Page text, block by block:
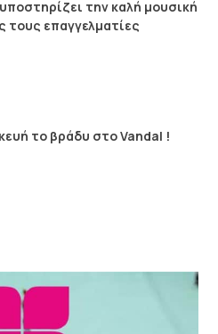
την καλή μουσική
τους επαγγελματίες
το βράδυ στο Vandal !